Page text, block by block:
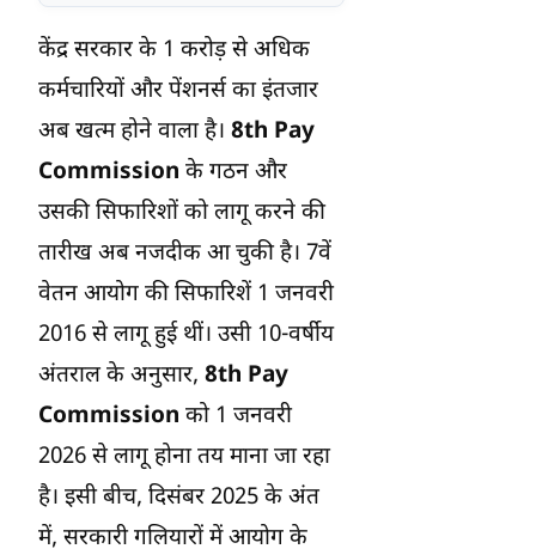
केंद्र सरकार के 1 करोड़ से अधिक
कर्मचारियों और पेंशनर्स का इंतजार
अब खत्म होने वाला है। 8th Pay
Commission के गठन और
उसकी सिफारिशों को लागू करने की
तारीख अब नजदीक आ चुकी है। 7वें
वेतन आयोग की सिफारिशें 1 जनवरी
2016 से लागू हुई थीं। उसी 10-वर्षीय
अंतराल के अनुसार, 8th Pay
Commission को 1 जनवरी
2026 से लागू होना तय माना जा रहा
है। इसी बीच, दिसंबर 2025 के अंत
में, सरकारी गलियारों में आयोग के